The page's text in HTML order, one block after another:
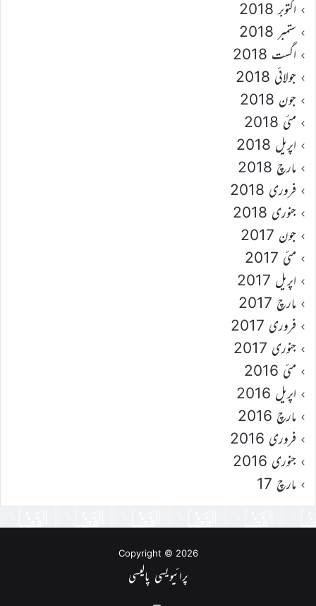
اکتوبر 2018
ستمبر 2018
اگست 2018
جولائی 2018
جون 2018
مئی 2018
اپریل 2018
مارچ 2018
فروری 2018
جنوری 2018
جون 2017
مئی 2017
اپریل 2017
مارچ 2017
فروری 2017
جنوری 2017
مئی 2016
اپریل 2016
مارچ 2016
فروری 2016
جنوری 2016
مارچ 17
Copyright © 2026
پرائیویسی پالیسی